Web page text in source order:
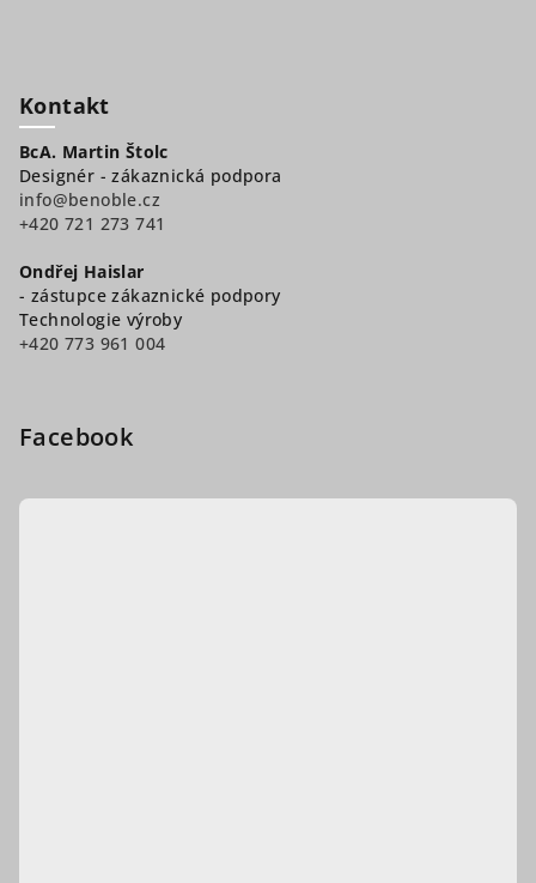
Kontakt
BcA. Martin Štolc
Designér - zákaznická podpora
info@benoble.cz
+420 721 273 741
Ondřej Haislar
- zástupce zákaznické podpory
Technologie výroby
+420 773 961 004
Facebook